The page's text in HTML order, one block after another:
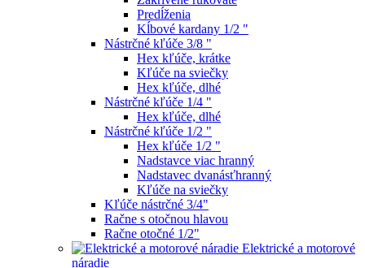
Predĺženia
Kĺbové kardany 1/2 "
Nástrčné kľúče 3/8 "
Hex kľúče, krátke
Kľúče na sviečky
Hex kľúče, dlhé
Nástrčné kľúče 1/4 "
Hex kľúče, dlhé
Nástrčné kľúče 1/2 "
Hex kľúče 1/2 "
Nadstavce viac hranný
Nadstavec dvanásťhranný
Kľúče na sviečky
Kľúče nástrčné 3/4"
Račne s otočnou hlavou
Račne otočné 1/2"
Elektrické a motorové
náradie